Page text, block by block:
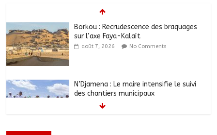
Borkou : Recrudescence des braquages
sur l’axe Faya-Kalaït
août 7, 2026 No Comments
N’Djamena : Le maire intensifie le suivi
des chantiers municipaux
août 7, 2026